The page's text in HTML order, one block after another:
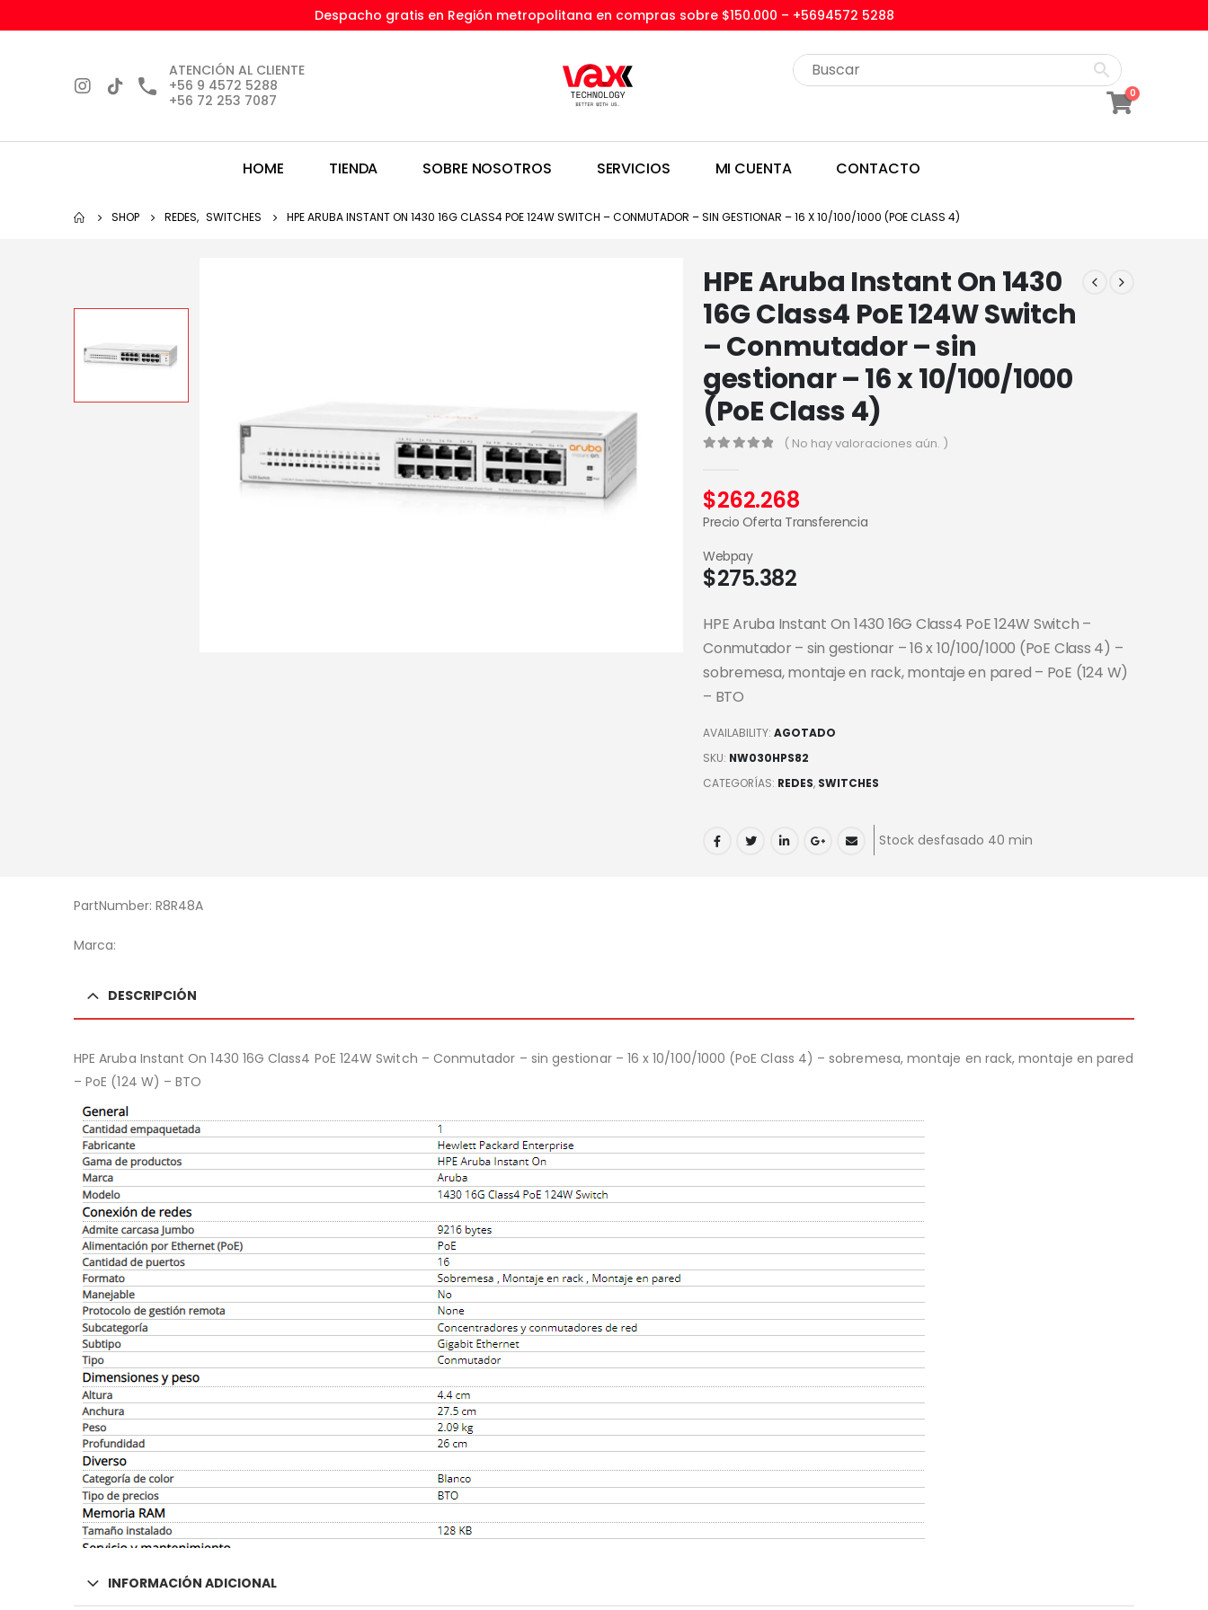
Despacho gratis en Región metropolitana en compras sobre $150.000 – +5694572 5288
ATENCIÓN AL CLIENTE
+56 9 4572 5288
+56 72 253 7087
0
HOME TIENDA SOBRE NOSOTROS SERVICIOS MI CUENTA CONTACTO
SHOP REDES, SWITCHES HPE ARUBA INSTANT ON 1430 16G CLASS4 POE 124W SWITCH – CONMUTADOR – SIN GESTIONAR – 16 X 10/100/1000 (POE CLASS 4)
HPE Aruba Instant On 1430
16G Class4 PoE 124W Switch
– Conmutador – sin
gestionar – 16 x 10/100/1000
(PoE Class 4)
( No hay valoraciones aún. )
$262.268
Precio Oferta Transferencia
$275.382
Webpay
HPE Aruba Instant On 1430 16G Class4 PoE 124W Switch –
Conmutador – sin gestionar – 16 x 10/100/1000 (PoE Class 4) –
sobremesa, montaje en rack, montaje en pared – PoE (124 W)
– BTO
AVAILABILITY: AGOTADO
SKU: NW030HPS82
CATEGORÍAS: REDES, SWITCHES
Stock desfasado 40 min
PartNumber: R8R48A
Marca:
DESCRIPCIÓN
HPE Aruba Instant On 1430 16G Class4 PoE 124W Switch – Conmutador – sin gestionar – 16 x 10/100/1000 (PoE Class 4) – sobremesa, montaje en rack, montaje en pared
– PoE (124 W) – BTO
INFORMACIÓN ADICIONAL